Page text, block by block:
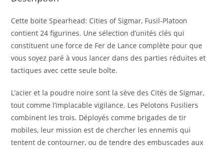
Cette boite Spearhead: Cities of Sigmar, Fusil-Platoon
contient 24 figurines. Une sélection d’unités clés qui
constituent une force de Fer de Lance complète pour que
vous soyez paré à vous lancer dans des parties réduites et
tactiques avec cette seule boîte.
L’acier et la poudre noire sont la sève des Cités de Sigmar,
tout comme l’implacable vigilance. Les Pelotons Fusiliers
combinent les trois. Déployés comme brigades de tir
mobiles, leur mission est de chercher les ennemis qui
tentent de contourner, ou de tendre des embuscades aux